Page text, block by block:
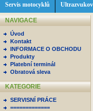
Servis motocyklů
NAVIGACE
Úvod
Kontakt
INFORMACE O OBCHODU
Produkty
Platební terminál
Obratová sleva
KATEGORIE
SERVISNÍ PRÁCE
=============